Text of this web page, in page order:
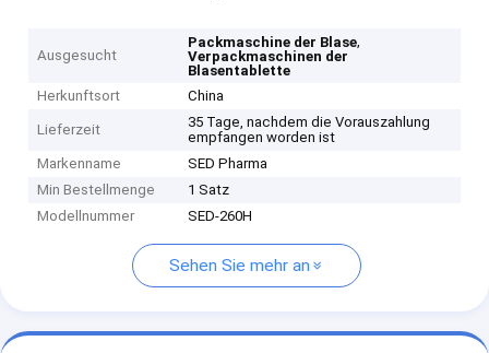
Ausgesucht
Packmaschine der Blase,
Verpackmaschinen der
Blasentablette
Herkunftsort
China
Lieferzeit
35 Tage, nachdem die Vorauszahlung
empfangen worden ist
Markenname
SED Pharma
Min Bestellmenge
1 Satz
Modellnummer
SED-260H
Sehen Sie mehr an